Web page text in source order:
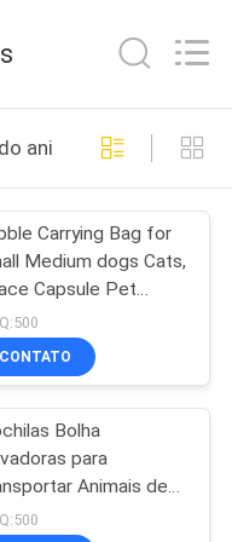
69
Case
49
animal de estimação
Carrying Bag for
Medium dogs Cats,
Capsule Pet
backpack, Airline
Travel carrier -
CONTATO
Bolha
para
Animais de
para Gatos e